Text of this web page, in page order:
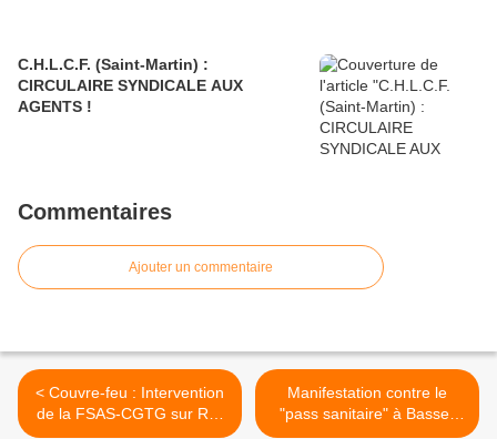
C.H.L.C.F. (Saint-Martin) :
CIRCULAIRE SYNDICALE AUX
AGENTS !
Commentaires
Ajouter un commentaire
< Couvre-feu : Intervention
de la FSAS-CGTG sur RT-
France
Manifestation contre le
"pass sanitaire" à Basse-
Terre >